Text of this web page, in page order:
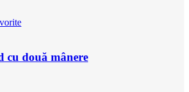
cu două mânere